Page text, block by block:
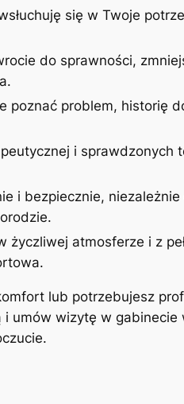
się w Twoje
do sprawności,
poznać problem, historię
i sprawdzonych
i bezpiecznie,
życzliwej atmosferze i z
lub potrzebujesz
wizytę w gabinecie